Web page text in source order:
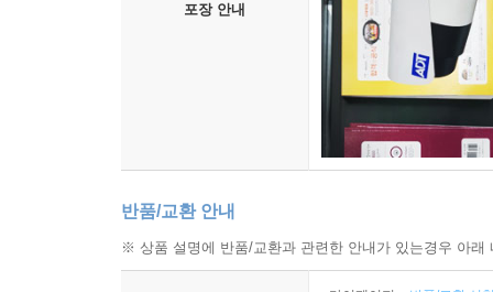
포장 안내
반품/교환 안내
※ 상품 설명에 반품/교환과 관련한 안내가 있는경우 아